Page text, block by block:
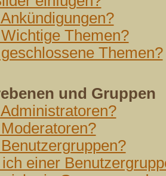
Themen?
Themen?
und Gruppen
einer